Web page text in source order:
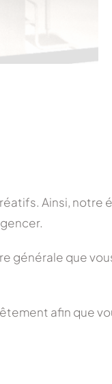
Ainsi, notre
générale que
afin que